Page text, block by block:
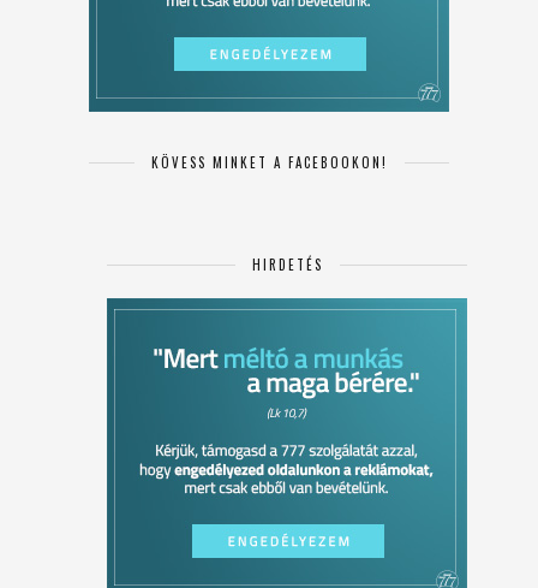
KÖVESS MINKET A FACEBOOKON!
HIRDETÉS